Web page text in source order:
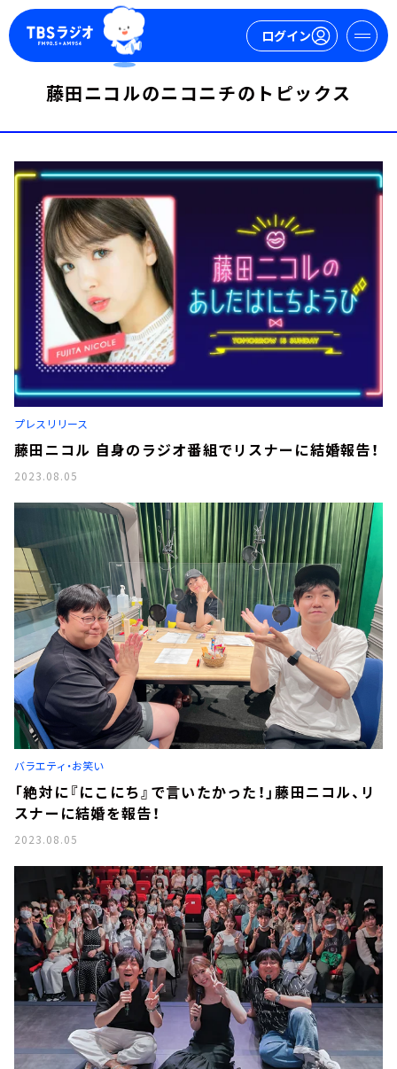
ログイン
今日の番組表
週間番組表
トピックス
TBS Podcast
お知らせ
イベント・グッズ
YouTube
会社情報
藤田ニコルのニコニチのトピックス
プレスリリース
藤田ニコル 自身のラジオ番組でリスナーに結婚報告！
2023.08.05
バラエティ・お笑い
「絶対に『にこにち』で言いたかった！」藤田ニコル、リ
スナーに結婚を報告！
2023.08.05